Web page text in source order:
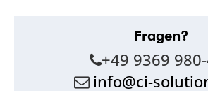
Fragen?
+49 9369
info@ci-